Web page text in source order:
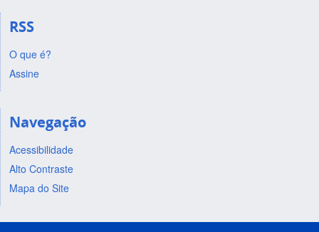
RSS
O que é?
Assine
Navegação
Acessibilidade
Alto Contraste
Mapa do Site